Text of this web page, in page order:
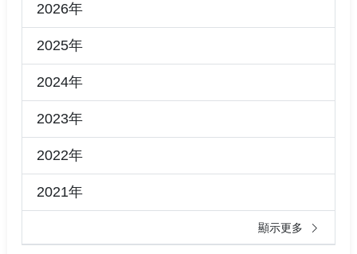
2026年
2025年
2024年
2023年
2022年
2021年
顯示更多